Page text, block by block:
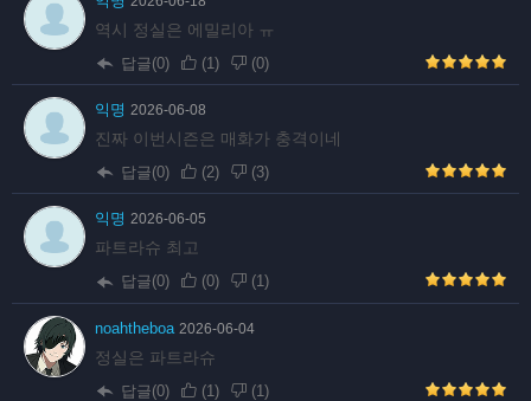
역시 정실은 에밀리아 ㅠ
답글(0) (1) (0)
익명 2026-06-08
진짜 이번시즌은 매화가 충격이네
답글(0) (2) (3)
익명 2026-06-05
파트라슈 최고
답글(0) (0) (1)
noahtheboa 2026-06-04
정실은 파트라슈
답글(0) (1) (1)